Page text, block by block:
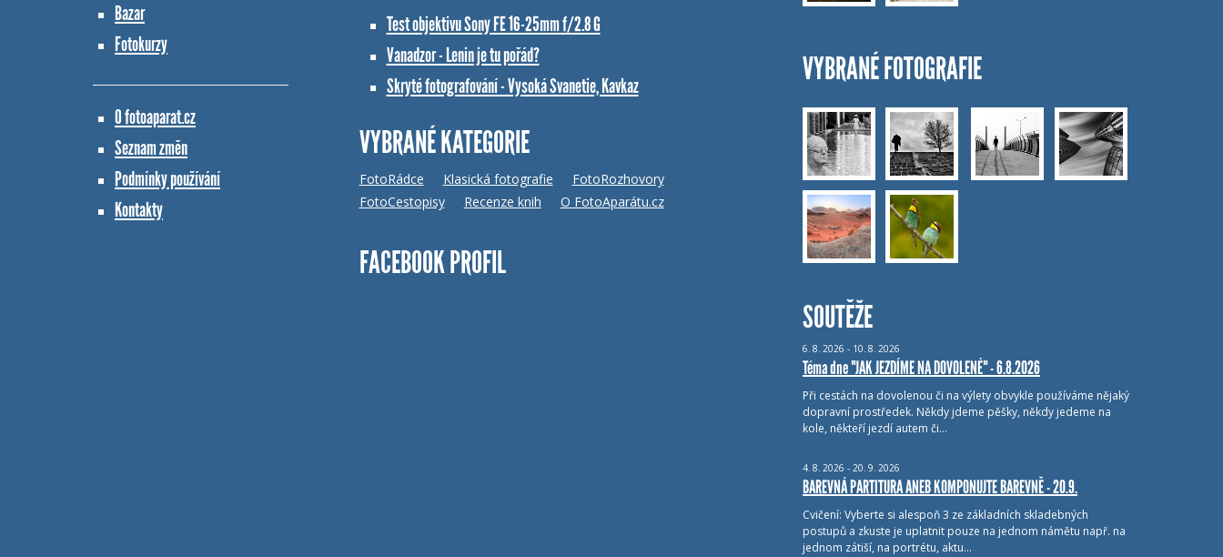
Bazar
Fotokurzy
O fotoaparat.cz
Seznam změn
Podmínky používání
Kontakty
Test objektivu Sony FE 16-25mm f/2.8 G
Vanadzor - Lenin je tu pořád?
Skryté fotografování - Vysoká Svanetie, Kavkaz
VYBRANÉ KATEGORIE
FotoRádce Klasická fotografie
FotoRozhovory
FotoCestopisy
Recenze knih O FotoAparátu.cz
FACEBOOK PROFIL
VYBRANÉ FOTOGRAFIE
SOUTĚŽE
6. 8. 2026 - 10. 8. 2026
Téma dne "JAK JEZDÍME NA DOVOLENÉ" - 6.8.2026
Při cestách na dovolenou či na výlety obvykle používáme nějaký
dopravní prostředek. Někdy jdeme pěšky, někdy jedeme na
kole, někteří jezdí autem či…
4. 8. 2026 - 20. 9. 2026
BAREVNÁ PARTITURA ANEB KOMPONUJTE BAREVNĚ - 20.9.
Cvičení: Vyberte si alespoň 3 ze základních skladebných
postupů a zkuste je uplatnit pouze na jednom námětu např. na
jednom zátiší, na portrétu, aktu…